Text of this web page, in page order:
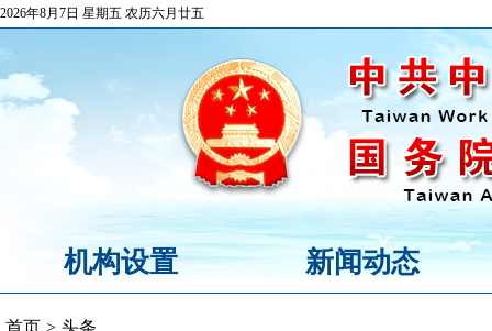
2026年8月7日 星期五 农历六月廿五
机构设置 新闻动态
首页 > 头条